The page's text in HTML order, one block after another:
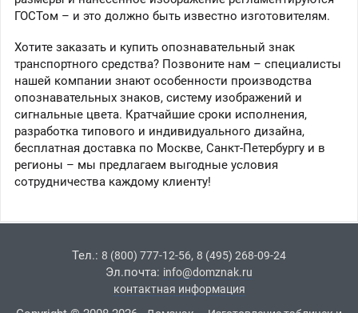
ГОСТом – и это должно быть известно изготовителям.
Хотите заказать и купить опознавательный знак
транспортного средства? Позвоните нам – специалисты
нашей компании знают особенности производства
опознавательных знаков, систему изображений и
сигнальные цвета. Кратчайшие сроки исполнения,
разработка типового и индивидуального дизайна,
бесплатная доставка по Москве, Санкт-Петербургу и в
регионы – мы предлагаем выгодные условия
сотрудничества каждому клиенту!
Тел.: 8 (800) 777-12-56, 8 (495) 268-09-24
Эл.почта: info@domznak.ru
контактная информация